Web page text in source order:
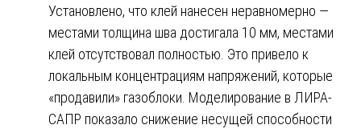
Установлено, что клей нанесен неравномерно —
местами толщина шва достигала 10 мм, местами
клей отсутствовал полностью. Это привело к
локальным концентрациям напряжений, которые
«продавили» газоблоки. Моделирование в ЛИРА-
САПР показало снижение несущей способности